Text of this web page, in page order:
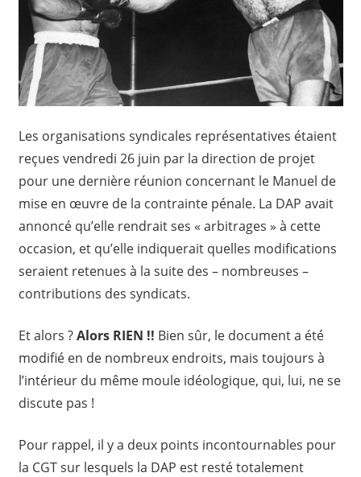
Les organisations syndicales représentatives étaient
reçues vendredi 26 juin par la direction de projet
pour une dernière réunion concernant le Manuel de
mise en œuvre de la contrainte pénale. La DAP avait
annoncé qu’elle rendrait ses « arbitrages » à cette
occasion, et qu’elle indiquerait quelles modifications
seraient retenues à la suite des – nombreuses –
contributions des syndicats.
Et alors ?Alors RIEN !! Bien sûr, le document a été
modifié en de nombreux endroits, mais toujours à
l’intérieur du même moule idéologique, qui, lui, ne se
discute pas !
Pour rappel, il y a deux points incontournables pour
la CGT sur lesquels la DAP est resté totalement